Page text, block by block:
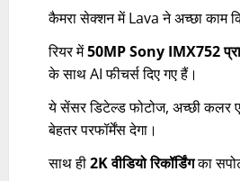
कैमरा सेक्शन में Lava ने अच्छा काम
रियर में50MP Sony IMX752
के साथ AI फीचर्स दिए गए हैं।
ये सेंसर डिटेल्ड फोटोज, अच्छी कलर
बेहतर परफॉर्मेंस देगा।
साथ ही2K वीडियो रिकॉर्डिंगका